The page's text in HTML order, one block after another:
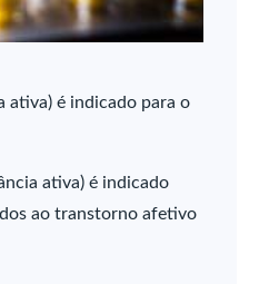
ativa) é indicado para o
ativa) é indicado
ao transtorno afetivo